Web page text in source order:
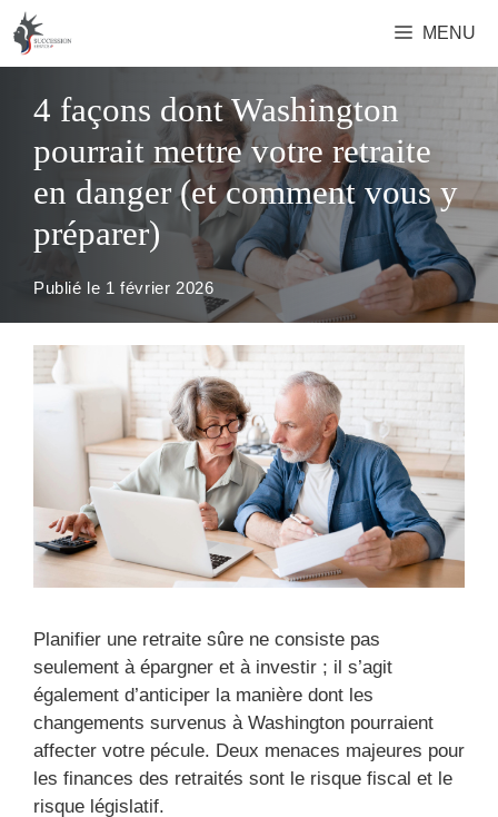
Aller
au
contenu
MENU
4 façons dont Washington
pourrait mettre votre retraite
en danger (et comment vous y
préparer)
Publié le 1 février 2026
Planifier une retraite sûre ne consiste pas
seulement à épargner et à investir ; il s’agit
également d’anticiper la manière dont les
changements survenus à Washington pourraient
affecter votre pécule. Deux menaces majeures pour
les finances des retraités sont le risque fiscal et le
risque législatif.